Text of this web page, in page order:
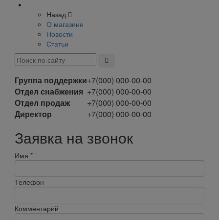
Назад
О магазине
Новости
Статьи
Группа поддержки+7(000) 000-00-00
Отдел снабжения +7(000) 000-00-00
Отдел продаж
+7(000) 000-00-00
Директор
+7(000) 000-00-00
Заявка на звонок
Имя *
Телефон
Комментарий